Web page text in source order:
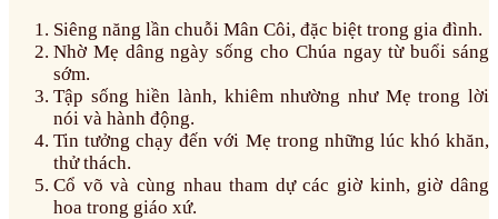
Siêng năng lần chuỗi Mân Côi, đặc biệt trong gia đình.
Nhờ Mẹ dâng ngày sống cho Chúa ngay từ buổi sáng
sớm.
Tập sống hiền lành, khiêm nhường như Mẹ trong lời
nói và hành động.
Tin tưởng chạy đến với Mẹ trong những lúc khó khăn,
thử thách.
Cổ võ và cùng nhau tham dự các giờ kinh, giờ dâng
hoa trong giáo xứ.